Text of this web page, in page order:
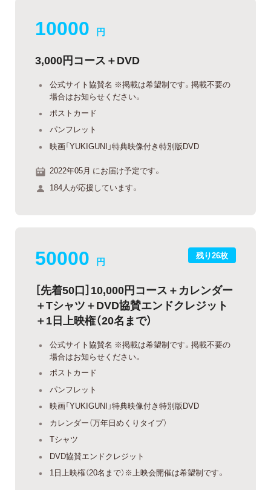
10000 円
3,000円コース＋DVD
公式サイト協賛名 ※掲載は希望制です。掲載不要の
場合はお知らせください。
ポストカード
パンフレット
映画「YUKIGUNI」特典映像付き特別版DVD
2022年05月 にお届け予定です。
184人が応援しています。
残り26枚
50000 円
［先着50口］10,000円コース＋カレンダー
＋Tシャツ＋DVD協賛エンドクレジット
＋1日上映権（20名まで）
公式サイト協賛名 ※掲載は希望制です。掲載不要の
場合はお知らせください。
ポストカード
パンフレット
映画「YUKIGUNI」特典映像付き特別版DVD
カレンダー（万年日めくりタイプ）
Tシャツ
DVD協賛エンドクレジット
1日上映権（20名まで）※上映会開催は希望制です。